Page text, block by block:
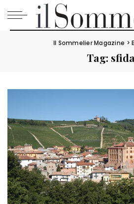
Il Sommelier Magazine >
Tag: sfida